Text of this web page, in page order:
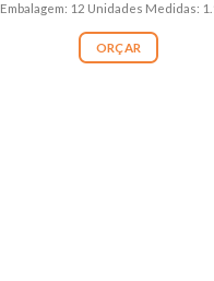
Embalagem: 12 Unidades Medidas:
ORÇAR